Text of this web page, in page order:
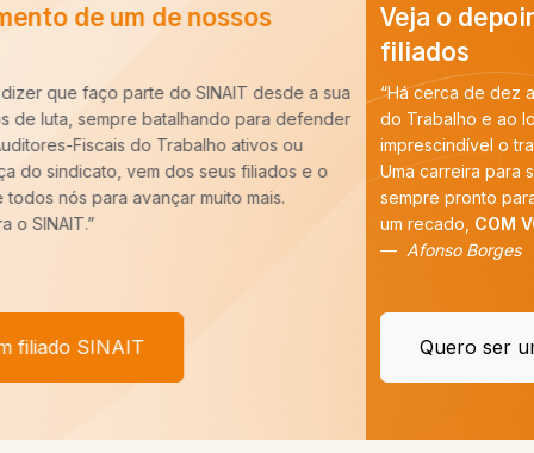
Veja o depoimento de um de nossos
“Há cerca de dez anos entrei para a carreira de Auditoria-Fiscal
do Trabalho e ao longo desse período constatei que é
imprescindível o trabalho do SINAIT para a nossa categoria.
Uma carreira para ser forte precisa de um Sindicato forte,
sempre pronto para batalhar pelos nossos interesses. E tenho
um recado,
COM VOCÊ FILIADO, SEREMOS MAIS!”
Quero ser um filiado SINAIT